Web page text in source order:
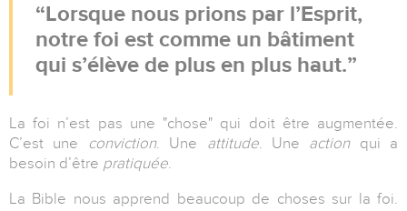
Lorsque nous prions par l’Esprit,
notre foi est comme un bâtiment
qui s’élève de plus en plus haut.
La foi n’est pas une "chose" qui doit être augmentée.
C’est une
conviction. Une attitude. Une actionqui a
besoin d’être pratiquée.
La Bible nous apprend beaucoup de choses sur la foi.